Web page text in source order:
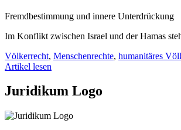
Fremdbestimmung und innere Unterdrückung
Im Konflikt zwischen Israel und der Hamas
Völkerrecht, Menschenrechte, humanitäres
Artikel lesen
Juridikum Logo